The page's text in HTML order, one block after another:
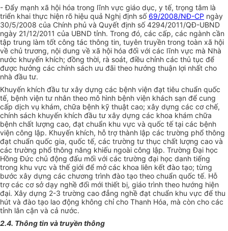
- Đẩy mạnh xã hội hóa trong lĩnh vực giáo dục, y tế, trọng tâm là
triển khai thực hiện rõ hiệu quả Nghị định số 69/2008/NĐ-CP ngày
30/5/2008 của Chính phủ và Quyết định số 4294/2011/QĐ-UBND
ngày 21/12/2011 của UBND tỉnh. Trong đó, các cấp, các ngành cần
tập trung làm tốt công tác thông tin, tuyên truyền trong toàn xã hội
về chủ trương, nội dung về xã hội hóa đối với các lĩnh vực mà Nhà
nước khuyến khích; đồng thời, rà soát, điều chỉnh các thủ tục để
được hưởng các chính sách ưu đãi theo hướng thuận lợi nhất cho
nhà đầu tư.
Khuyến khích đầu tư xây dựng các bệnh viện đạt tiêu chuẩn quốc
tế, bệnh viện tư nhân theo mô hình bệnh viện khách sạn để cung
cấp dịch vụ khám, chữa bệnh kỹ thuật cao; xây dựng các cơ chế,
chính sách khuyến khích đầu tư xây dựng các khoa khám chữa
bệnh chất lượng cao, đạt chuẩn khu vực và quốc tế tại các bệnh
viện công lập. Khuyến khích, hỗ trợ thành lập các trường phổ thông
đạt chuẩn quốc gia, quốc tế, các trường tư thục chất lượng cao và
các trường phổ thông năng khiếu ngoài công lập. Trường Đại học
Hồng Đức chủ động đấu mối với các trường đại học danh tiếng
trong khu vực và thế giới để mở các khoa liên kết đào tạo; từng
bước xây dựng các chương trình đào tạo theo chuẩn quốc tế. Hỗ
trợ các cơ sở dạy nghề đổi mới thiết bị, giáo trình theo hướng hiện
đại. Xây dựng 2-3 trường cao đẳng nghề đạt chuẩn khu vực để thu
hút và đào tạo lao động không chỉ cho Thanh Hóa, mà còn cho các
tỉnh lân cận và cả nước.
2.4. Thông tin và truyền thông